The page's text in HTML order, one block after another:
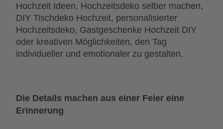
Hochzeit Ideen, Hochzeitsdeko selber machen,
DIY Tischdeko Hochzeit, personalisierter
Hochzeitsdeko, Gastgeschenke Hochzeit DIY
oder kreativen Möglichkeiten, den Tag
individueller und emotionaler zu gestalten.
Die Details machen aus einer Feier eine
Erinnerung